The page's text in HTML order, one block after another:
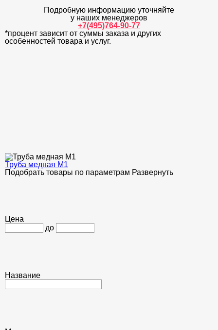
ОГРАЖДЕНИЯ ДЛЯ ЛЕСТНИЦ
ДЕКОРАТИВНЫЙ УГОЛОК
Подробную информацию уточняйте
у наших менеджеров
+7(495)764-90-77
*процент зависит от суммы заказа и других
особенностей товара и услуг.
Труба медная М1
Подобрать товары по параметрам Развернуть
Цена
до
Название